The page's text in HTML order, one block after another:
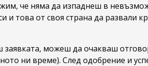
че няма да изпаднеш в
и това от своя страна да развали
заявката, можеш да очакваш
ни време). След одобрение и